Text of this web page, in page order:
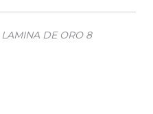
DE ORO 8